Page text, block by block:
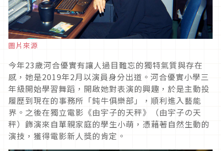
圖片來源
今年23歲河合優實有讓人過目難忘的獨特氣質與存在
感，她是2019年2月以演員身分出道。河合優實小學三
年級開始學習舞蹈，開啟她對表演的興趣，於是主動投
履歷到現在的事務所「鈍牛俱樂部」，順利進入藝能
界。之後在獨立電影《由宇子的天秤》（由宇子の天
秤）飾演來自單親家庭的學生小萌，憑藉著自然生動的
演技，獲得電影新人獎的肯定。